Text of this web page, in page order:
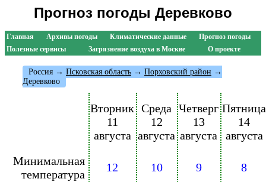
Прогноз погоды Деревково
Главная Архивы погоды Климатические данные
Прогноз погоды
Полезные сервисы
Загрязнение воздуха в Москве О проекте
Россия → Псковская область → Порховский район →
Деревково
Вторник
11
августа
Среда
12
августа
Четверг
13
августа
Пятница
14
августа
Минимальная
температура
12 10 9
8